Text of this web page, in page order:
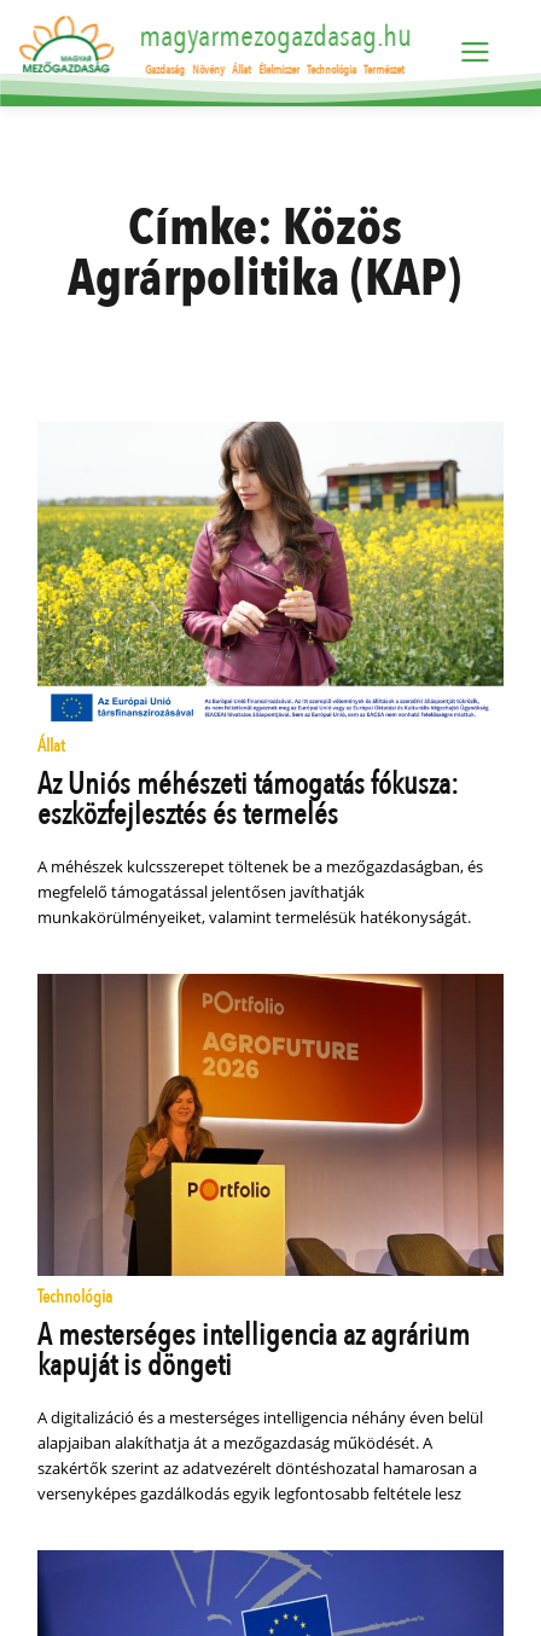
magyarmezogazdasag.hu
Gazdaság Növény Állat Élelmiszer Technológia Természet
Címke: Közös
Agrárpolitika (KAP)
Állat
Az Uniós méhészeti támogatás fókusza:
eszközfejlesztés és termelés
A méhészek kulcsszerepet töltenek be a mezőgazdaságban, és
megfelelő támogatással jelentősen javíthatják
munkakörülményeiket, valamint termelésük hatékonyságát.
Technológia
A mesterséges intelligencia az agrárium
kapuját is döngeti
A digitalizáció és a mesterséges intelligencia néhány éven belül
alapjaiban alakíthatja át a mezőgazdaság működését. A
szakértők szerint az adatvezérelt döntéshozatal hamarosan a
versenyképes gazdálkodás egyik legfontosabb feltétele lesz